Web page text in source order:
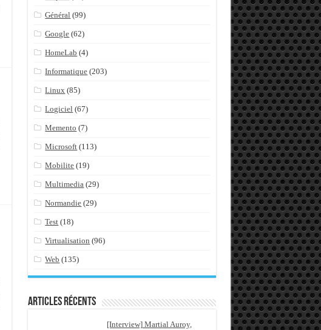
Général (99)
Google (62)
HomeLab (4)
Informatique (203)
Linux (85)
Logiciel (67)
Memento (7)
Microsoft (113)
Mobilite (19)
Multimedia (29)
Normandie (29)
Test (18)
Virtualisation (96)
Web (135)
Articles récents
[Interview] Martial Auroy,